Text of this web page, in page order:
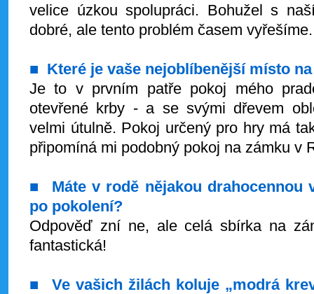
velice úzkou spolupráci. Bohužel s
dobré, ale tento problém časem vyřešíme.
■ Které je vaše nejoblíbenější místo
Je to v prvním patře pokoj mého
otevřené krby - a se svými dřevem
velmi útulně. Pokoj určený pro hry má
připomíná mi podobný pokoj na zámku v
■ Máte v rodě nějakou drahocennou
po pokolení?
Odpověď zní ne, ale celá sbírka na
fantastická!
■ Ve vašich žilách koluje „modrá